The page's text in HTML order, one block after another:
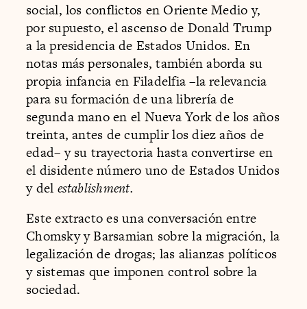
social, los conflictos en Oriente Medio y,
por supuesto, el ascenso de Donald Trump
a la presidencia de Estados Unidos. En
notas más personales, también aborda su
propia infancia en Filadelfia –la relevancia
para su formación de una librería de
segunda mano en el Nueva York de los años
treinta, antes de cumplir los diez años de
edad– y su trayectoria hasta convertirse en
el disidente número uno de Estados Unidos
y del establishment.
Este extracto es una conversación entre
Chomsky y Barsamian sobre la migración, la
legalización de drogas; las alianzas políticos
y sistemas que imponen control sobre la
sociedad.